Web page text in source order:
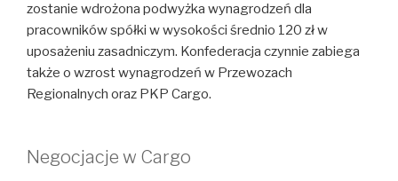
zostanie wdrożona podwyżka wynagrodzeń dla
pracowników spółki w wysokości średnio 120 zł w
uposażeniu zasadniczym. Konfederacja czynnie zabiega
także o wzrost wynagrodzeń w Przewozach
Regionalnych oraz PKP Cargo.
Negocjacje w Cargo